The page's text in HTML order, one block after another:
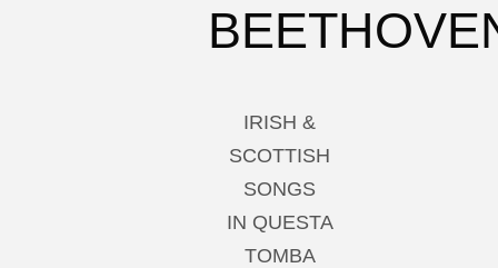
IRISH &
SCOTTISH
SONGS
IN QUESTA
TOMBA